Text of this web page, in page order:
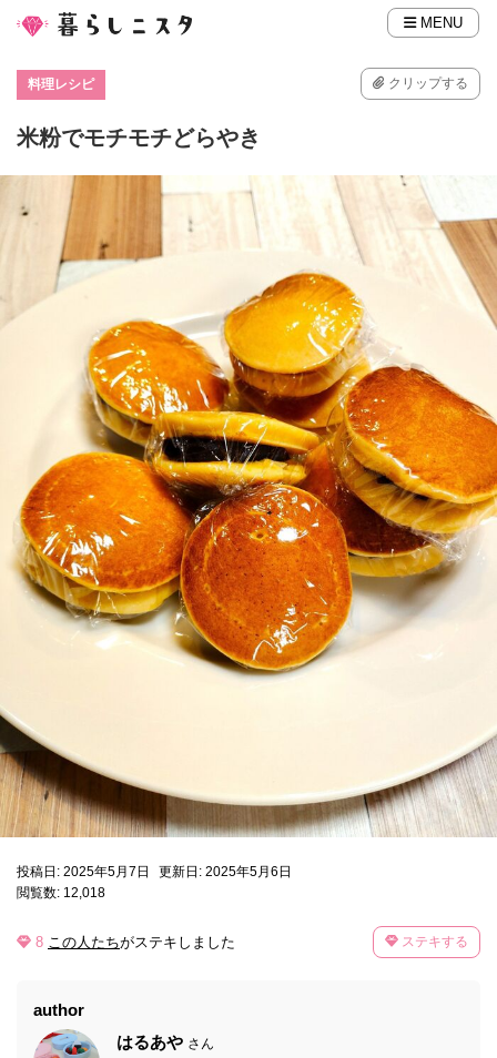
MENU
料理レシピ クリップする
米粉でモチモチどらやき
投稿日: 2025年5月7日
更新日: 2025年5月6日
閲覧数: 12,018
8 この人たちがステキしました ステキする
author
はるあや さん